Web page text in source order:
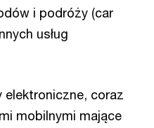
i podróży (car
usług
elektroniczne, coraz
mobilnymi mające